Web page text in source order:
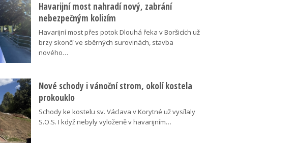
Havarijní most nahradí nový, zabrání
nebezpečným kolizím
Havarijní most přes potok Dlouhá řeka v Boršicích už
brzy skončí ve sběrných surovinách, stavba
nového…
Nové schody i vánoční strom, okolí kostela
prokouklo
Schody ke kostelu sv. Václava v Korytné už vysílaly
S.O.S. I když nebyly vyloženě v havarijním…